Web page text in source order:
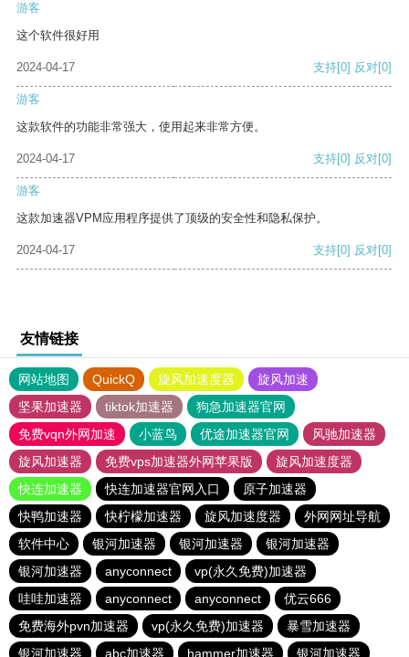
游客
这个软件很好用
2024-04-17 支持[0] 反对[0]
游客
这款软件的功能非常强大，使用起来非常方便。
2024-04-17 支持[0] 反对[0]
游客
这款加速器VPM应用程序提供了顶级的安全性和隐私保护。
2024-04-17 支持[0] 反对[0]
友情链接
网站地图 QuickQ 旋风加速度器
旋风加速
坚果加速器
tiktok加速器
狗急加速器官网
免费vqn外网加速
小蓝鸟 优途加速器官网
风驰加速器
旋风加速器
免费vps加速器外网苹果版
旋风加速度器
快连加速器
快连加速器官网入口
原子加速器
快鸭加速器
快柠檬加速器 旋风加速度器
外网网址导航
软件中心
银河加速器 银河加速器
银河加速器
银河加速器
anyconnect
vp(永久免费)加速器
哇哇加速器
anyconnect anyconnect
优云666
免费海外pvn加速器
vp(永久免费)加速器
暴雪加速器
银河加速器
abc加速器 hammer加速器 银河加速器